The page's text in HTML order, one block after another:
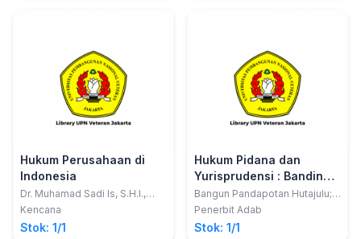
Hukum Perusahaan di
Indonesia
Dr. Muhamad Sadi Is, S.H.I.,
M.H.
Kencana
Stok: 1/1
Hukum Pidana dan
Yurisprudensi : Banding
dan Kasasi atas Putusan
Bebas
Bangun Pandapotan Hutajulu;
Cynthia Christine Hutagalung
Penerbit Adab
Stok: 1/1